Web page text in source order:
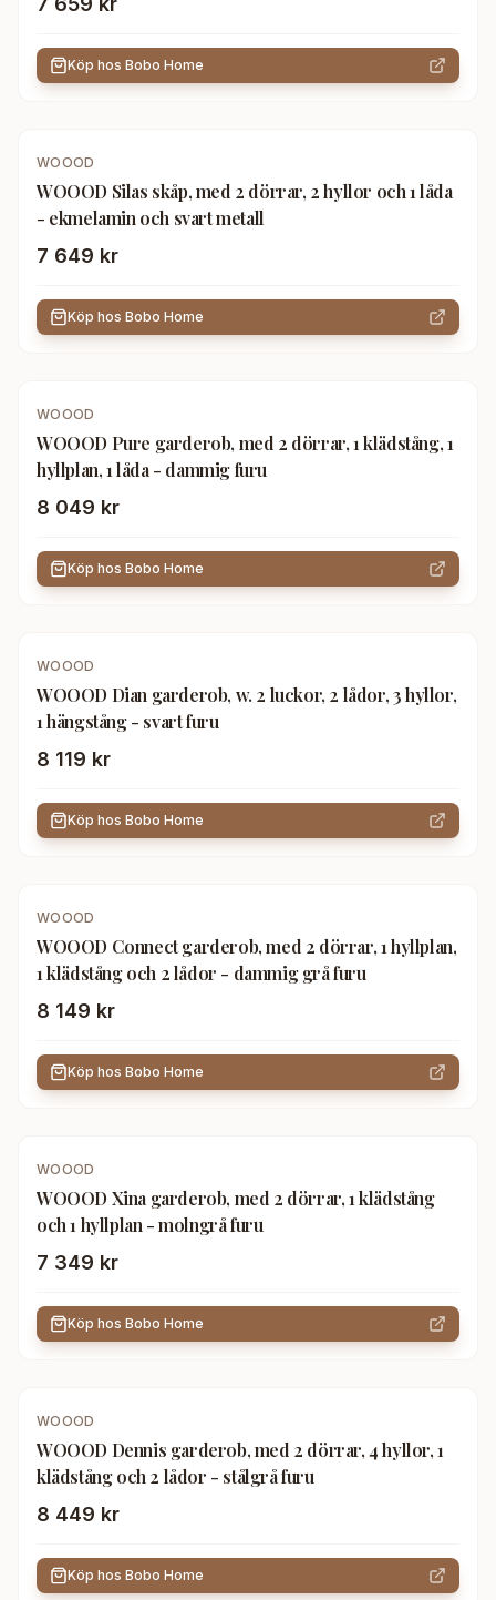
Köp hos Bobo Home
WOOOD
WOOOD Silas skåp, med 2 dörrar, 2 hyllor och 1 låda
- ekmelamin och svart metall
7 649 kr
Köp hos Bobo Home
WOOOD
WOOOD Pure garderob, med 2 dörrar, 1 klädstång, 1
hyllplan, 1 låda - dammig furu
8 049 kr
Köp hos Bobo Home
WOOOD
WOOOD Dian garderob, w. 2 luckor, 2 lådor, 3 hyllor,
1 hängstång - svart furu
8 119 kr
Köp hos Bobo Home
WOOOD
WOOOD Connect garderob, med 2 dörrar, 1 hyllplan,
1 klädstång och 2 lådor - dammig grå furu
8 149 kr
Köp hos Bobo Home
WOOOD
WOOOD Xina garderob, med 2 dörrar, 1 klädstång
och 1 hyllplan - molngrå furu
7 349 kr
Köp hos Bobo Home
WOOOD
WOOOD Dennis garderob, med 2 dörrar, 4 hyllor, 1
klädstång och 2 lådor - stålgrå furu
8 449 kr
Köp hos Bobo Home